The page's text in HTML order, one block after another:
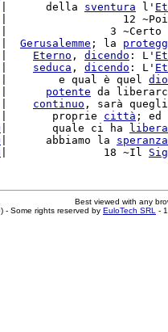
della
sventura l'
|                  12
3
Gerusalemme ; la
Eterno , dicendo : L'
seduca , dicendo : L'
|        e qual è quel dio
potente da
continuo , sarà
proprie
città ;
|       quale ci ha
|      abbiamo la speranza
|               18 ~Il
Best viewed with any
- Some rights reserved by EuloTech SRL -